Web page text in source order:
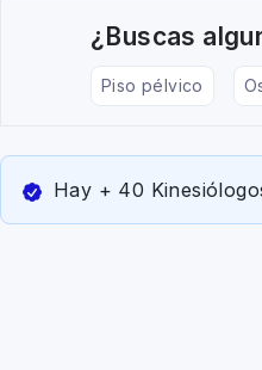
¿Buscas
Piso pélvico
Hay + 40